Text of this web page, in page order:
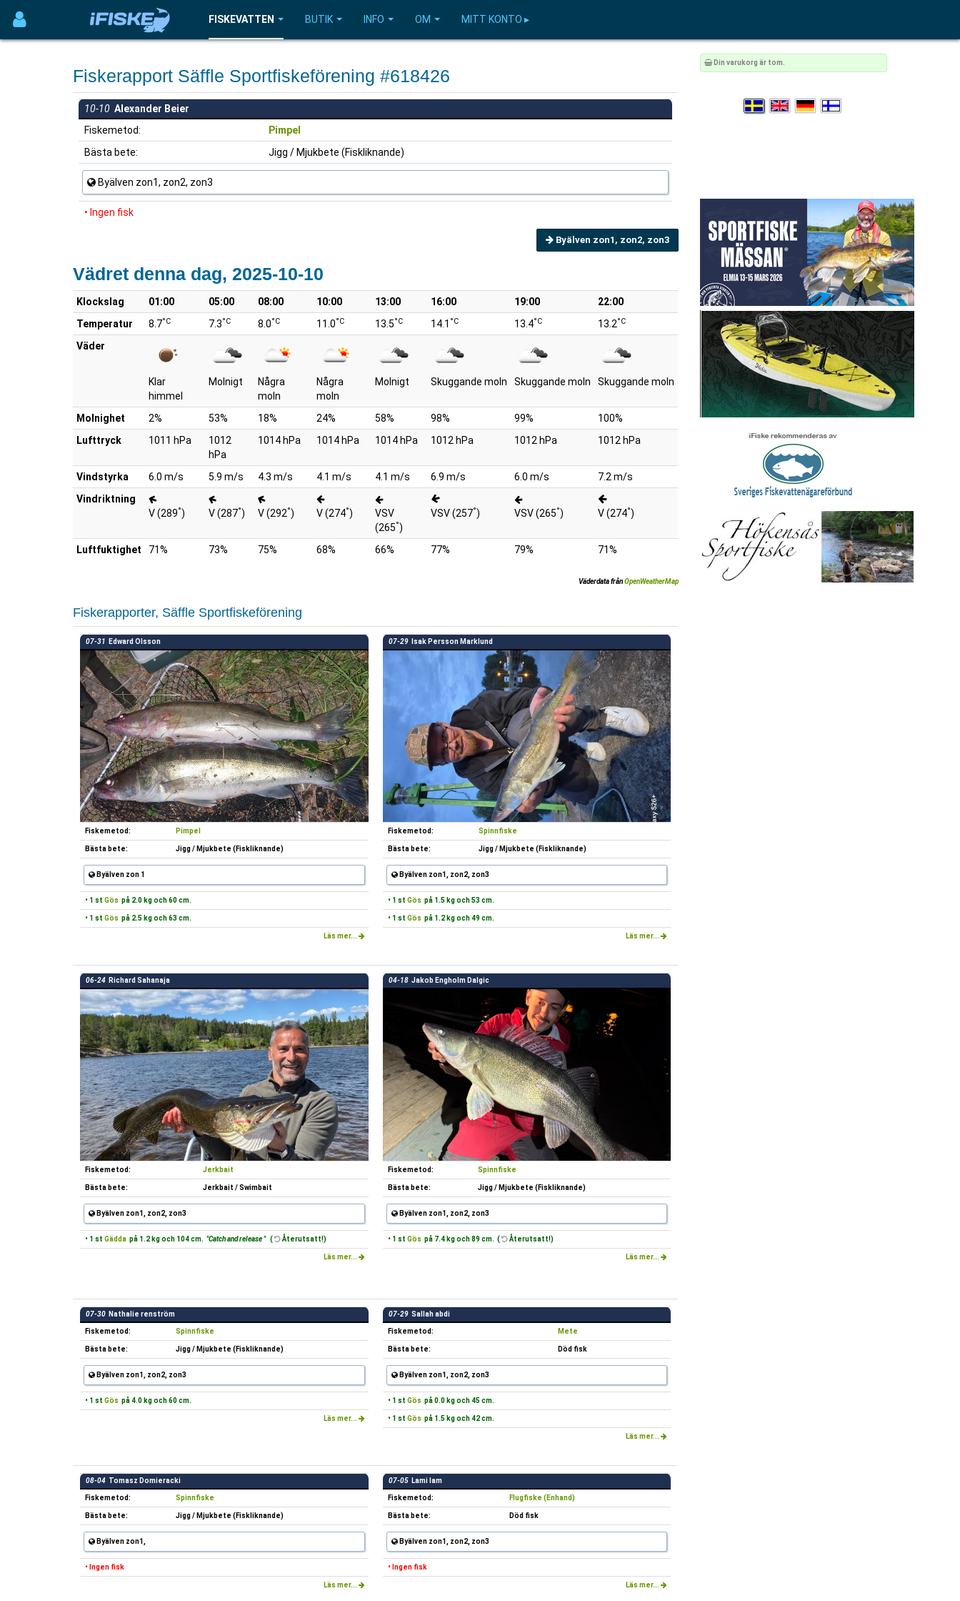
FISKEVATTEN BUTIK INFO OM MITT KONTO ▸
Fiskerapport Säffle Sportfiskeförening #618426
10-10 Alexander Beier
Fiskemetod:
Pimpel
Bästa bete:
Jigg / Mjukbete (Fiskliknande)
Byälven zon1, zon2, zon3
• Ingen fisk
Byälven zon1, zon2, zon3
Vädret denna dag, 2025-10-10
Klockslag 01:00 05:00 08:00 10:00 13:00 16:00 19:00
22:00
Temperatur
8.7°C 7.3°C 8.0°C 11.0°C 13.5°C 14.1 °C 13.4°C 13.2°C
Väder
Klar
himmel
Molnigt
Några
moln
Några
moln
Molnigt Skuggande moln Skuggande moln Skuggande moln
Molnighet 2% 53% 18% 24% 58% 98% 99%
100%
Lufttryck
1011 hPa
1012
hPa
1014 hPa 1014 hPa 1014 hPa 1012 hPa 1012 hPa 1012 hPa
Vindstyrka 6.0 m/s 5.9 m/s 4.3 m/s 4.1 m/s 4.1 m/s 6.9 m/s 6.0 m/s
7.2 m/s
Vindriktning
V (289°) V (287°) V (292°) V (274°)
VSV
(265°)
VSV (257°) VSV (265°) V (274°)
Luftfuktighet 71% 73% 75% 68% 66% 77% 79% 71%
Väderdata frånOpenWeatherMap
Fiskerapporter, Säffle Sportfiskeförening
07-31 Edward Olsson
Fiskemetod: Pimpel
Bästa bete: Jigg / Mjukbete (Fiskliknande)
Byälven zon 1
• 1 st Gös på 2.0 kg och 60 cm.
• 1 st Gös på 2.5 kg och 63 cm.
Läs mer...
07-29 Isak Persson Marklund
Fiskemetod: Spinnfiske
Bästa bete: Jigg / Mjukbete (Fiskliknande)
Byälven zon1, zon2, zon3
• 1 st Gös på 1.5 kg och 53 cm.
• 1 st Gös på 1.2 kg och 49 cm.
Läs mer...
06-24 Richard Sahanaja
Fiskemetod: Jerkbait
Bästa bete: Jerkbait / Swimbait
Byälven zon1, zon2, zon3
• 1 st Gädda på 1.2 kg och 104 cm. "Catch and release " ( Återutsatt!)
Läs mer...
04-18 Jakob Engholm Dalgic
Fiskemetod: Spinnfiske
Bästa bete: Jigg / Mjukbete (Fiskliknande)
Byälven zon1, zon2, zon3
• 1 st Gös på 7.4 kg och 89 cm. ( Återutsatt!)
Läs mer...
07-30 Nathalie renström
Fiskemetod: Spinnfiske
Bästa bete: Jigg / Mjukbete (Fiskliknande)
Byälven zon1, zon2, zon3
• 1 st Gös på 4.0 kg och 60 cm.
Läs mer...
07-29 Sallah abdi
Fiskemetod: Mete
Bästa bete: Död fisk
Byälven zon1, zon2, zon3
• 1 st Gös på 0.0 kg och 45 cm.
• 1 st Gös på 1.5 kg och 42 cm.
Läs mer...
08-04 Tomasz Domieracki
Fiskemetod: Spinnfiske
Bästa bete: Jigg / Mjukbete (Fiskliknande)
Byälven zon1,
• Ingen fisk
Läs mer...
07-05 Lami lam
Fiskemetod: Flugfiske (Enhand)
Bästa bete: Död fisk
Byälven zon1, zon2, zon3
• Ingen fisk
Läs mer...
Din varukorg är tom.